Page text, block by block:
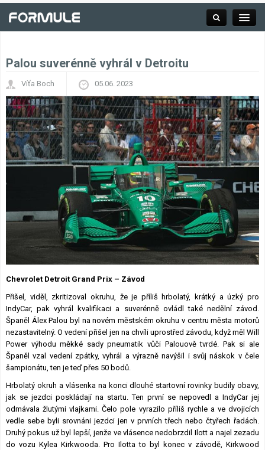
Závodní série
Kalendář F1
Výsledky F1
Týmy a jezdci F1
Okruhy F1
Palou suverénně vyhrál v Detroitu
Víťa Boch 05.06. 2023
Chevrolet Detroit Grand Prix – Závod
Přišel, viděl, zkritizoval okruhu, že je příliš hrbolatý, krátký a úzký pro
IndyCar, pak vyhrál kvalifikaci a suverénně ovládl také nedělní závod.
Španěl Álex Palou byl na novém městském okruhu v centru města motorů
nezastavitelný. O vedení přišel jen na chvíli uprostřed závodu, když měl Will
Power výhodu měkké sady pneumatik vůči Palouově tvrdé. Pak si ale
Španěl vzal vedení zpátky, vyhrál a výrazně navýšil i svůj náskok v čele
šampionátu, ten je teď přes 50 bodů.
Hrbolatý okruh a vlásenka na konci dlouhé startovní rovinky budily obavy,
jak se jezdci poskládají na startu. Ten první se nepovedl a IndyCar jej
odmávala žlutými vlajkami. Čelo pole vyrazilo příliš rychle a ve dvojicích
vedle sebe byli srovnáni jezdci jen v prvních třech nebo čtyřech řadách.
Druhý pokus už byl lepší, jenže ve vlásence nedobrzdil Ilott a najel zezadu
do vozu Kylea Kirkwooda. Pro Ilotta to byl konec v závodě, Kirkwood